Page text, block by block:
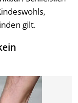
gilt.